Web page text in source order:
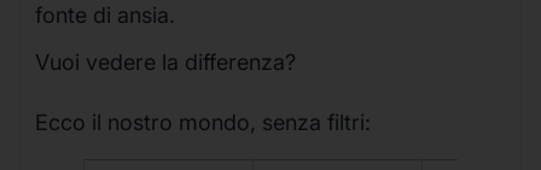
fonte di ansia.
Vuoi vedere la differenza?
Ecco il nostro mondo, senza filtri: